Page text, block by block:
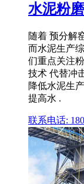
水泥粉
随着 预分解
而水泥生产
们重点关注
技术 代替冲
降低水泥生
提高水 .
联系电话: